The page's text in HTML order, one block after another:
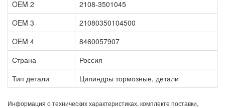
OEM 2
2108-3501045
OEM 3
21080350104500
OEM 4
8460057907
Страна
Россия
Тип детали
Цилиндры тормозные, детали
Информация о технических характеристиках, комплекте поставки,